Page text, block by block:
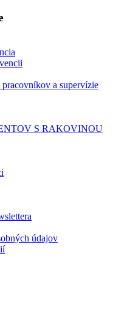
a supervízie
S RAKOVINOU
údajov